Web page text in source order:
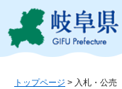
ジ
ュ
トップページ > 入札・公売